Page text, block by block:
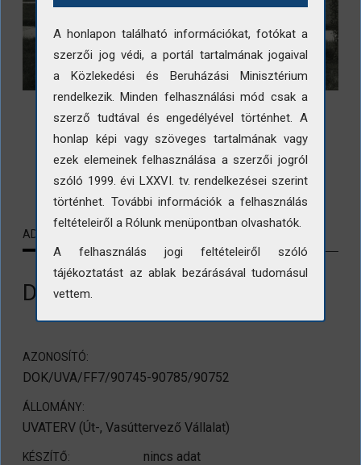
ADATLAP
DKV Százhalombattai épülete
AZONOSÍTÓ:
DOK/UVA/FF7/90745-90785/90752
ÁLLOMÁNY:
UVATERV (Út-, Vasúttervező Vállalat)
KÉSZÍTŐ: nincs adat
A honlapon található információkat, fotókat a
szerzői jog védi, a portál tartalmának jogaival
a Közlekedési és Beruházási Minisztérium
rendelkezik. Minden felhasználási mód csak a
szerző tudtával és engedélyével történhet. A
honlap képi vagy szöveges tartalmának vagy
ezek elemeinek felhasználása a szerzői jogról
szóló 1999. évi LXXVI. tv. rendelkezései szerint
történhet. További információk a felhasználás
feltételeiről a Rólunk menüpontban olvashatók.
A felhasználás jogi feltételeiről szóló
tájékoztatást az ablak bezárásával tudomásul
vettem.